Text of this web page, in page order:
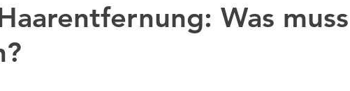
Was muss